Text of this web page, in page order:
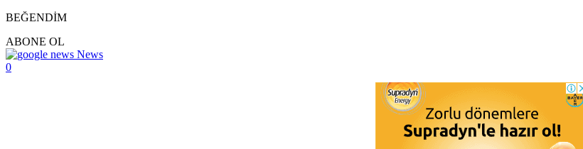
BEĞENDİM
ABONE OL
News
0